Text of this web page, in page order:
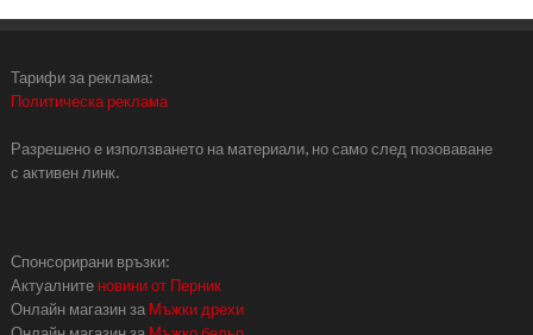
Тарифи за реклама:
Политическа реклама
Разрешено е използването на материали, но само след позоваване
с активен линк.
Спонсорирани връзки:
Актуалните новини от Перник
Онлайн магазин за Мъжки дрехи